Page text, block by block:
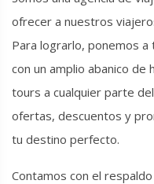
ofrecer a nuestros
Para lograrlo, ponemos a
con un amplio abanico
tours a cualquier parte
ofertas, descuentos y
tu destino perfecto.
Contamos con el